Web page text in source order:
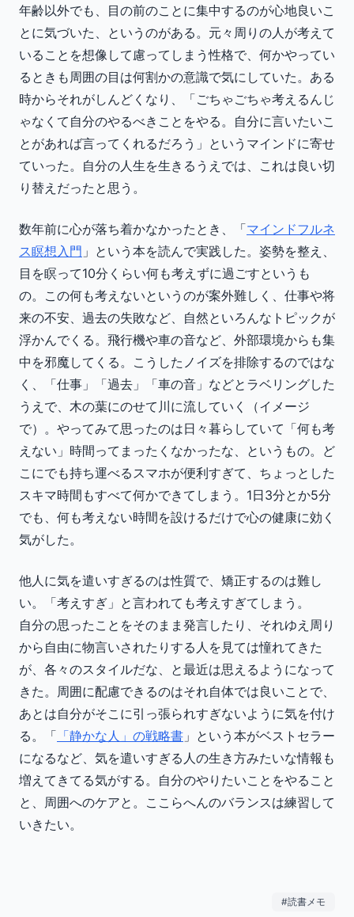
年齢以外でも、目の前のことに集中するのが心地良いこ
とに気づいた、というのがある。元々周りの人が考えて
いることを想像して慮ってしまう性格で、何かやってい
るときも周囲の目は何割かの意識で気にしていた。ある
時からそれがしんどくなり、「ごちゃごちゃ考えるんじ
ゃなくて自分のやるべきことをやる。自分に言いたいこ
とがあれば言ってくれるだろう」というマインドに寄せ
ていった。自分の人生を生きるうえでは、これは良い切
り替えだったと思う。
数年前に心が落ち着かなかったとき、「マインドフルネ
ス瞑想入門 」という本を読んで実践した。姿勢を整え、
目を瞑って10分くらい何も考えずに過ごすというも
の。この何も考えないというのが案外難しく、仕事や将
来の不安、過去の失敗など、自然といろんなトピックが
浮かんでくる。飛行機や車の音など、外部環境からも集
中を邪魔してくる。こうしたノイズを排除するのではな
く、「仕事」「過去」「車の音」などとラベリングした
うえで、木の葉にのせて川に流していく（イメージ
で）。やってみて思ったのは日々暮らしていて「何も考
えない」時間ってまったくなかったな、というもの。ど
こにでも持ち運べるスマホが便利すぎて、ちょっとした
スキマ時間もすべて何かできてしまう。1日3分とか5分
でも、何も考えない時間を設けるだけで心の健康に効く
気がした。
他人に気を遣いすぎるのは性質で、矯正するのは難し
い。「考えすぎ」と言われても考えすぎてしまう。
自分の思ったことをそのまま発言したり、それゆえ周り
から自由に物言いされたりする人を見ては憧れてきた
が、各々のスタイルだな、と最近は思えるようになって
きた。周囲に配慮できるのはそれ自体では良いことで、
あとは自分がそこに引っ張られすぎないように気を付け
る。「 「静かな人」の戦略書 」という本がベストセラー
になるなど、気を遣いすぎる人の生き方みたいな情報も
増えてきてる気がする。自分のやりたいことをやること
と、周囲へのケアと。ここらへんのバランスは練習して
いきたい。
#読書メモ